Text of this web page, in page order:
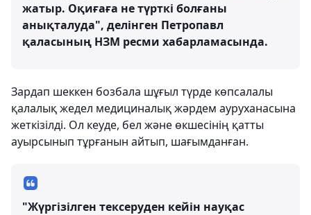
жатыр. Оқиғаға не түрткі болғаны
анықталуда", делінген Петропавл
қаласының НЗМ ресми хабарламасында.
Зардап шеккен бозбала шұғыл түрде көпсалалы
қалалық жедел медициналық жәрдем ауруханасына
жеткізілді. Ол кеуде, бел және өкшесінің қатты
ауырсынып тұрғанын айтып, шағымданған.
"Жүргізілген тексеруден кейін науқас